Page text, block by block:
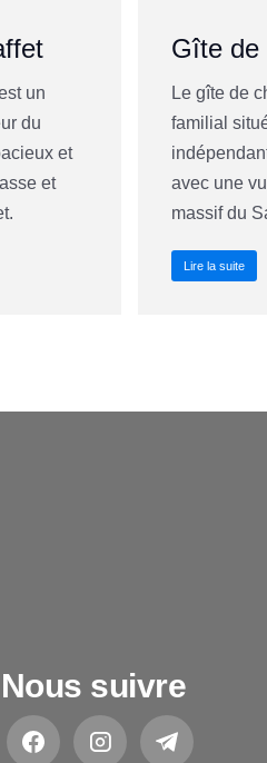
un
du
et
et
Gîte de
Le gîte de
familial
avec une
massif du
Lire la suite
Nous suivre